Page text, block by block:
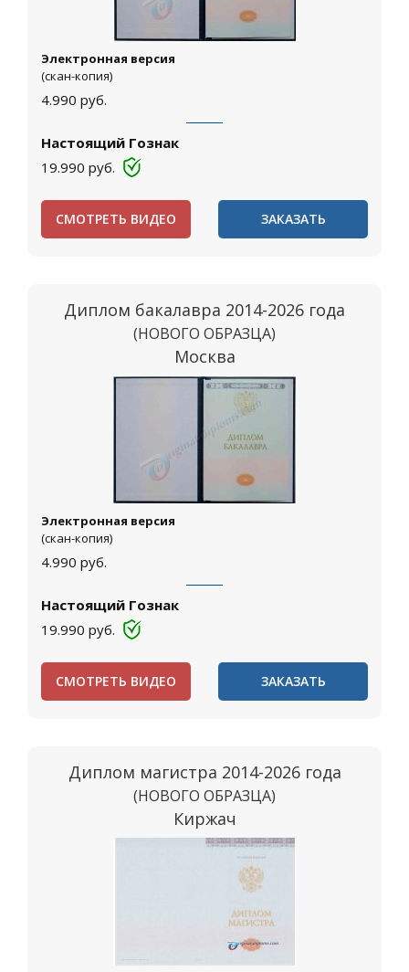
Электронная версия
(скан-копия)
4.990 руб.
Настоящий Гознак
19.990 руб.
СМОТРЕТЬ ВИДЕО ЗАКАЗАТЬ
Диплом бакалавра 2014-2026 года
(НОВОГО ОБРАЗЦА)
Москва
Электронная версия
(скан-копия)
4.990 руб.
Настоящий Гознак
19.990 руб.
СМОТРЕТЬ ВИДЕО ЗАКАЗАТЬ
Диплом магистра 2014-2026 года
(НОВОГО ОБРАЗЦА)
Киржач